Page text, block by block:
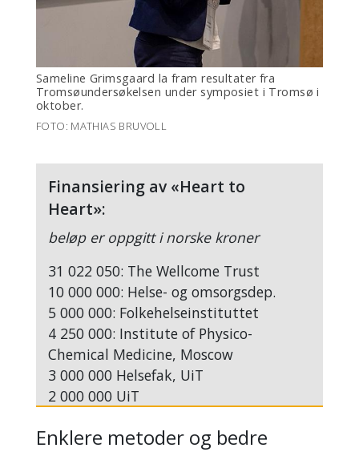
Sameline Grimsgaard la fram resultater fra
Tromsøundersøkelsen under symposiet i Tromsø i
oktober.
FOTO: MATHIAS BRUVOLL
Finansiering av «Heart to
Heart»:
beløp er oppgitt i norske kroner
31 022 050: The Wellcome Trust
10 000 000: Helse- og omsorgsdep.
5 000 000: Folkehelseinstituttet
4 250 000: Institute of Physico-
Chemical Medicine, Moscow
3 000 000 Helsefak, UiT
2 000 000 UiT
Enklere metoder og bedre